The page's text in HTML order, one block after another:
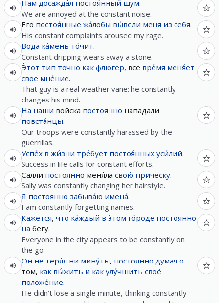
Нам досажда́л постоя́нный шум.
We are annoyed at the constant noise.
Его постоя́нные жа́лобы вы́вели меня из себя.
His constant complaints aroused my rage.
Вода ка́мень то́чит.
Constant dripping wears away a stone.
Э́тот тип точно как флюгер, все вре́мя меня́ет
свое мне́ние.
That guy is a real weather vane: he constantly
changes his mind.
На наши войска постоянно нападали
повста́нцы.
Our troops were constantly harassed by the
guerrillas.
Успе́х в жи́зни тре́бует постоя́нных уси́лий.
Success in life calls for constant efforts.
Салли постоянно меня́ла свою́ причёску.
Sally was constantly changing her hairstyle.
Я постоянно забыва́ю имена́.
I am constantly forgetting names.
Кажется, что ка́ждый в э́том го́роде постоянно
на бегу.
Everyone in the city appears to be constantly on
the go.
Он не теря́л ни мину́ты, постоянно думая о
том, как вы́жить и как улу́чшить своё
положе́ние.
He didn’t lose a single minute, thinking constantly